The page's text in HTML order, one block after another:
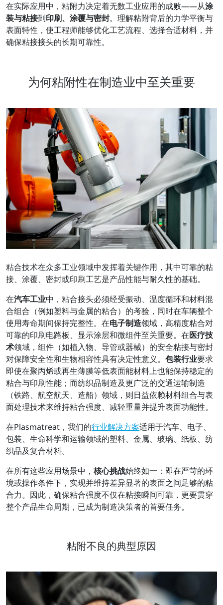
在实际应用中，粘附力决定着无数工业应用的成败——从涂
装与粘接到印刷、涂覆与密封。理解粘附背后的力学平衡与
表面特性，使工程师能够优化工艺流程、选择合适材料，并
确保粘接接头的长期可靠性。
为何粘附性在制造业中至关重要
粘合技术在众多工业领域中发挥着关键作用，其中可靠的粘
接、涂覆、密封或印刷工艺是产品性能与耐久性的基础。
在汽车工业中，粘合接头必须经受振动、温度循环和材料混
合组合（例如塑料与金属的粘合）的考验，同时在车辆整个
使用寿命期间保持完整性。在电子制造领域，高精度粘合对
可靠的印刷电路板、显示涂层和微组件至关重要。在医疗技
术领域，组件（如植入物、导管或器械）的安全粘接与密封
对保障安全性和生物相容性具有决定性意义。 包装行业要求
即使在聚丙烯或再生薄膜等低表面能材料上也能保持稳定的
粘合与印刷性能；而纺织品制造及更广泛的交通运输制造
（铁路、航空航天、造船）领域，则日益依赖材料组合与表
面处理技术来维持粘合强度、减轻重量并提升表面功能性。
在Plasmatreat，我们的行业解决方案适用于汽车、电子、
包装、生命科学和运输领域的塑料、金属、玻璃、纸板、纺
织品及复合材料。
在所有这些应用场景中， 核心挑战始终如一：即在严苛的环
境或操作条件下，实现并维持差异显著的表面之间足够的粘
合力。因此，确保粘合强度不仅在粘接瞬间可靠，更要贯穿
整个产品生命周期，已成为制造决策者的首要任务。
粘附不良的典型原因